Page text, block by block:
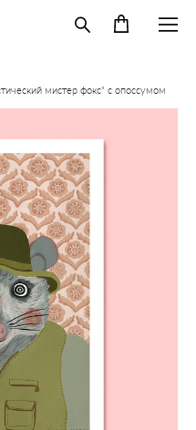
мистер фокс" с опоссумом